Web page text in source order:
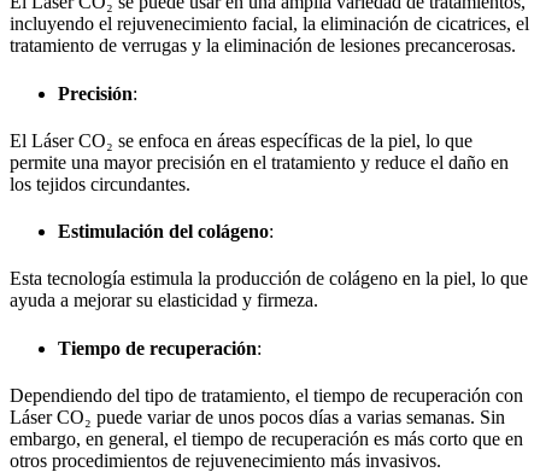
incluyendo el rejuvenecimiento facial, la eliminación de cicatrices, el
tratamiento de verrugas y la eliminación de lesiones precancerosas.
Precisión:
El Láser CO₂ se enfoca en áreas específicas de la piel, lo que
permite una mayor precisión en el tratamiento y reduce el daño en
los tejidos circundantes.
Estimulación del colágeno:
Esta tecnología estimula la producción de colágeno en la piel, lo que
ayuda a mejorar su elasticidad y firmeza.
Tiempo de recuperación:
Dependiendo del tipo de tratamiento, el tiempo de recuperación con
Láser CO₂ puede variar de unos pocos días a varias semanas. Sin
embargo, en general, el tiempo de recuperación es más corto que en
otros procedimientos de rejuvenecimiento más invasivos.